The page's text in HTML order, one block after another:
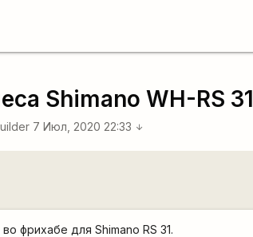
Shimano WH-RS 31
7 Июл, 2020 22:33 arrow_downward
фрихабе для Shimano RS 31.